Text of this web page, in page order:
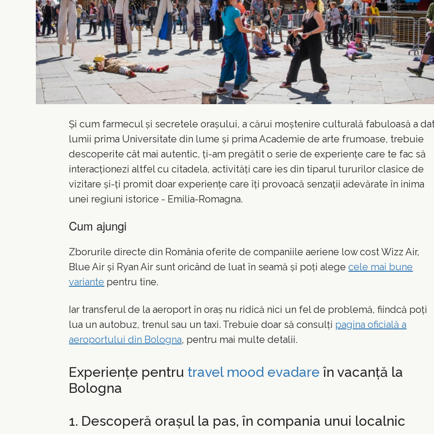
Și cum farmecul și secretele orașului, a cărui moștenire culturală fabuloasă a
lumii prima Universitate din lume și prima Academie de arte frumoase, trebuie
descoperite cât mai autentic, ți-am pregătit o serie de experiențe care te fac să
interacționezi altfel cu citadela, activități care ies din tiparul tururilor clasice de
vizitare și-ți promit doar experiențe care îți provoacă senzații adevărate în inima
unei regiuni istorice - Emilia-Romagna.
Cum ajungi
Zborurile directe din România oferite de companiile aeriene low cost Wizz Air,
Blue Air și Ryan Air sunt oricând de luat în seamă și poți alegecele mai bune
variante pentru tine.
Iar transferul de la aeroport în oraș nu ridică nici un fel de problemă, fiindcă poți
lua un autobuz, trenul sau un taxi. Trebuie doar să consulți pagina oficială a
aeroportului din Bologna, pentru mai multe detalii.
Experiențe pentru travel mood evadare în vacanță la
Bologna
1. Descoperă orașul la pas, în compania unui localnic